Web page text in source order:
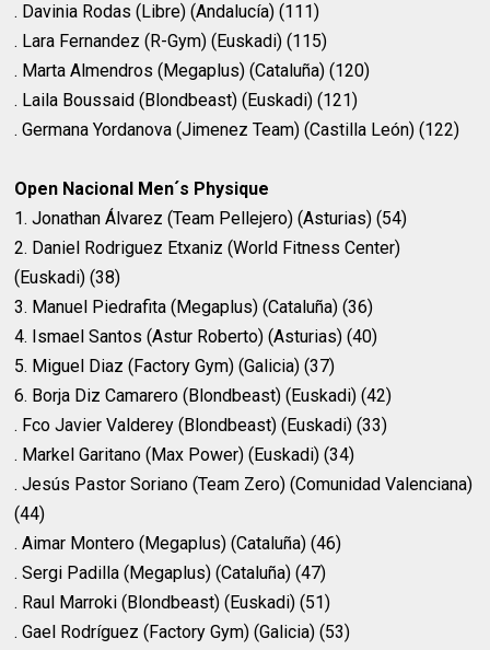
. Davinia Rodas (Libre) (Andalucía) (111)
. Lara Fernandez (R-Gym) (Euskadi) (115)
. Marta Almendros (Megaplus) (Cataluña) (120)
. Laila Boussaid (Blondbeast) (Euskadi) (121)
. Germana Yordanova (Jimenez Team) (Castilla León) (122)
Open Nacional Men´s Physique
1. Jonathan Álvarez (Team Pellejero) (Asturias) (54)
2. Daniel Rodriguez Etxaniz (World Fitness Center)
(Euskadi) (38)
3. Manuel Piedrafita (Megaplus) (Cataluña) (36)
4. Ismael Santos (Astur Roberto) (Asturias) (40)
5. Miguel Diaz (Factory Gym) (Galicia) (37)
6. Borja Diz Camarero (Blondbeast) (Euskadi) (42)
. Fco Javier Valderey (Blondbeast) (Euskadi) (33)
. Markel Garitano (Max Power) (Euskadi) (34)
. Jesús Pastor Soriano (Team Zero) (Comunidad Valenciana)
(44)
. Aimar Montero (Megaplus) (Cataluña) (46)
. Sergi Padilla (Megaplus) (Cataluña) (47)
. Raul Marroki (Blondbeast) (Euskadi) (51)
. Gael Rodríguez (Factory Gym) (Galicia) (53)